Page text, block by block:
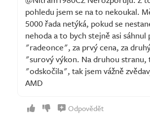
pohledu jsem se na to nekoukal.
5000 řada netýká, pokud se
nehoda a to bych stejně asi sáhnul
"radeonce", za prvý cena, za
"surový výkon. Na druhou
"odskočila", tak jsem vážně
AMD
Odpovědět